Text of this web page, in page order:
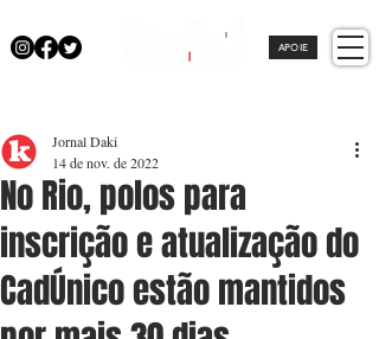
APOIE
No Rio, polos para
inscrição e atualização do
CadÚnico estão mantidos
Jornal Daki
14 de nov. de 2022